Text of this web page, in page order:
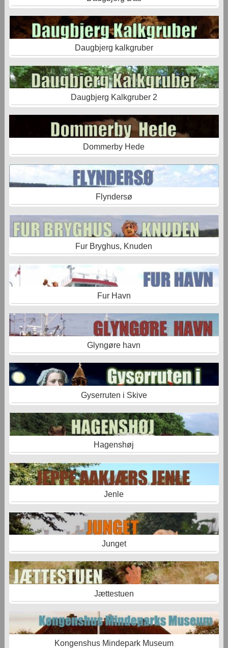
Daugbjerg kalkgruber
Daugbjerg Kalkgruber 2
Dommerby Hede
Flyndersø
Fur Bryghus, Knuden
Fur Havn
Glyngøre havn
Gyserruten i Skive
Hagenshøj
Jenle
Junget
Jættestuen
Kongenshus Mindepark Museum